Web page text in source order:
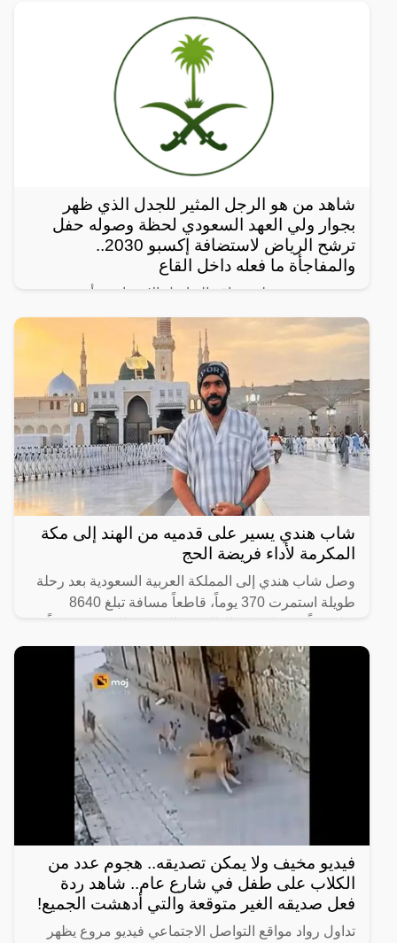
شاهد من هو الرجل المثير للجدل الذي ظهر
بجوار ولي العهد السعودي لحظة وصوله حفل
ترشح الرياض لاستضافة إكسبو 2030..
والمفاجأة ما فعله داخل القاع
رصد مغردون على مواقع التواصل الإجتماعي، أحدث
ظهور للرجل المجهول ذو النظرات الحادة الذي يقف دوماً
بالقرب من ولي العهد السعودي الأمير محمد بن سلمان
شاب هندي يسير على قدميه من الهند إلى مكة
المكرمة لأداء فريضة الحج
وصل شاب هندي إلى المملكة العربية السعودية بعد رحلة
طويلة استمرت 370 يوماً، قاطعاً مسافة تبلغ 8640
على
فيديو مخيف ولا يمكن تصديقه.. هجوم عدد من
الكلاب على طفل في شارع عام.. شاهد ردة
فعل صديقه الغير متوقعة والتي أدهشت الجميع!
تداول رواد مواقع التواصل الاجتماعي فيديو مروع يظهر